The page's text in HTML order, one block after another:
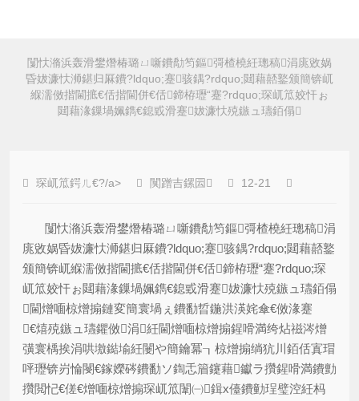
闅忕潃浜轰滑鐢熸椿璐ㄩ噺鐨勪笉鏂彁楂橈紝璁稿涓庣敓娲
昏妭濂忕浉鍖归厤鐨?ldquo;蹇骇鍝?rdquo;閮藉嚭鐜颁簡锛屼
緥濡傚揩閫掋€佸揩閫併€佸鍗栫瓑“蹇?rdquo;琛屼笟姣忓ぉ
閮藉湪鏁堝姵鐫€鎴戜滑蹇妭濂忕殑鏃ュ瓙銆傝
琛屼笟鍔ㄦ€?/a> 闃蹭吉鏍囩 12-21
闅忕潃浜轰滑鐢熸椿璐ㄩ噺鐨勪笉鏂彁楂橈紝璁稿涓
庣敓娲昏妭濂忕浉鍖归厤鐨?ldquo;蹇骇鍝?rdquo;閮藉嚭鐜
颁簡锛屼緥濡傚揩閫掋€佸揩閫併€佸鍗栫瓑“蹇?rdquo;琛
屼笟姣忓ぉ閮藉湪鏁堝姵鐫€鎴戜滑蹇妭濂忕殑鏃ュ瓙銆傝
閫熷喕椋熷搧鏈変簡寰堝ぇ鐨勫晢鍦洪渶姹傘€傚湪蹇
€熺殑鏃ュ瓙鑺傚涓紝閫熷喕椋熷搧鍟嗗満绔炶禌涔熷
彉寰楀挨涓哄墽鐑堬紝闄や簡鑰冪┒椋熷搧绱犺川銆佸寘瑁
呯瓑锛岃惀閿€鎵嬫硶鐨勫ソ鍧忎篃鑳藉钀ラ攢鍟嗗満鐨勯
攢閲忋€傞€熷喕椋熷搧琛屼笟闈㈠鍓х儓鐨勭珵璧涳紝杩